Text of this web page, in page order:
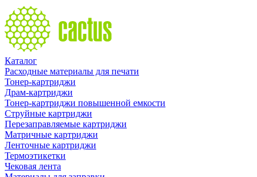
Каталог
Расходные материалы для печати
Тонер-картриджи
Драм-картриджи
Тонер-картриджи повышенной емкости
Струйные картриджи
Перезаправляемые картриджи
Матричные картриджи
Ленточные картриджи
Термоэтикетки
Чековая лента